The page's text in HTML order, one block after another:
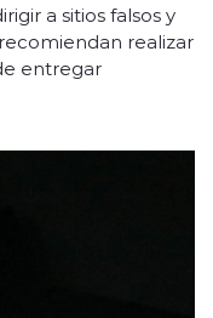
a sitios falsos y
realizar
entregar